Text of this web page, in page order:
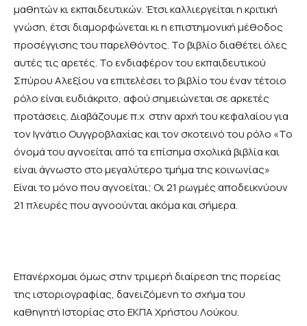
μαθητών κι εκπαιδευτικών. Έτσι καλλιεργείται η κριτική
γνώση, έτσι διαμορφώνεται κι η επιστημονική μέθοδος
προσέγγισης του παρελθόντος. Το βιβλίο διαθέτει όλες
αυτές τις αρετές. Το ενδιαφέρον του εκπαιδευτικού
Σπύρου Αλεξίου να επιτελέσει το βιβλίο του έναν τέτοιο
ρόλο είναι ευδιάκριτο, αφού σημειώνεται σε αρκετές
προτάσεις. Διαβάζουμε π.χ στην αρχή του κεφαλαίου για
τον Ιγνάτιο Ουγγροβλαχίας και τον σκοτεινό του ρόλο «Το
όνομά του αγνοείται από τα επίσημα σχολικά βιβλία και
είναι άγνωστο στο μεγαλύτερο τμήμα της κοινωνίας»
Είναι το μόνο που αγνοείται; Οι 21 ρωγμές αποδεικνύουν
21 πλευρές που αγνοούνται ακόμα και σήμερα.
Επανέρχομαι όμως στην τριμερή διαίρεση της πορείας
της ιστοριογραφίας, δανειζόμενη το σχήμα του
καθηγητή Ιστορίας στο ΕΚΠΑ Χρήστου Λούκου.